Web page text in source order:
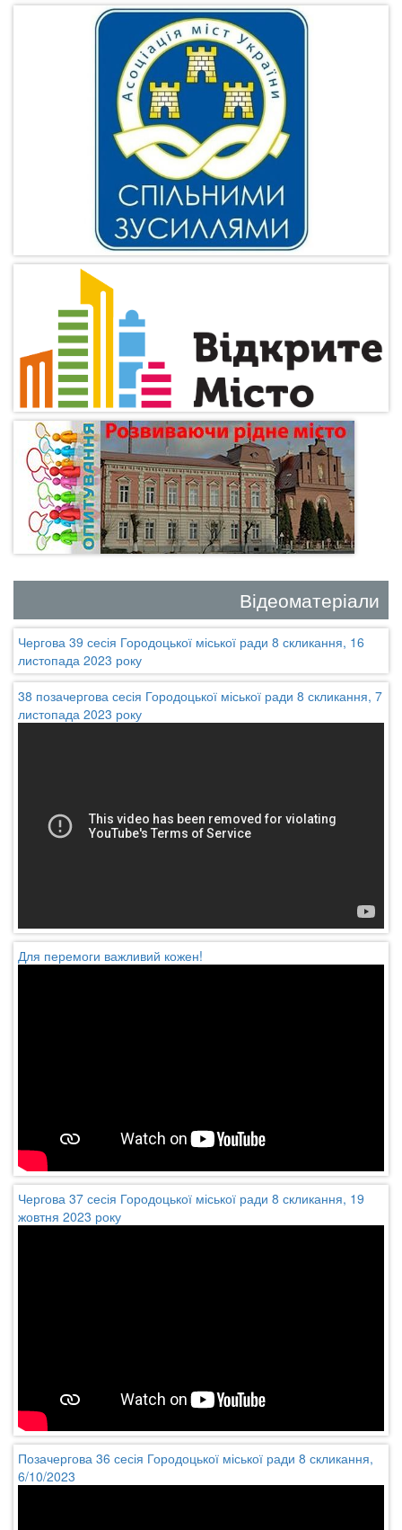
Відеоматеріали
Чергова 39 сесія Городоцької міської ради 8 скликання, 16
листопада 2023 року
38 позачергова сесія Городоцької міської ради 8 скликання, 7
листопада 2023 року
Для перемоги важливий кожен!
Чергова 37 сесія Городоцької міської ради 8 скликання, 19
жовтня 2023 року
Позачергова 36 сесія Городоцької міської ради 8 скликання,
6/10/2023